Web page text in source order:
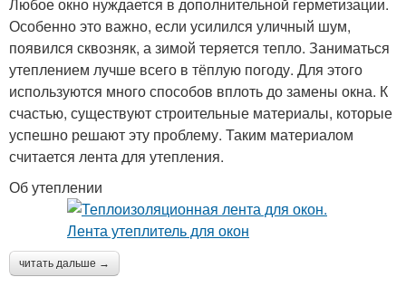
Особенно это важно, если усилился уличный шум,
появился сквозняк, а зимой теряется тепло. Заниматься
утеплением лучше всего в тёплую погоду. Для этого
используются много способов вплоть до замены окна. К
счастью, существуют строительные материалы, которые
успешно решают эту проблему. Таким материалом
считается лента для утепления.
Об утеплении
читать дальше →